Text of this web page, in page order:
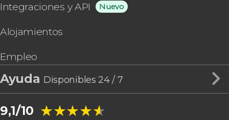
Integraciones y API Nuevo
Alojamientos
Empleo
Ayuda Disponibles 24 / 7
9,1/10 ★★★★★
★★★★★